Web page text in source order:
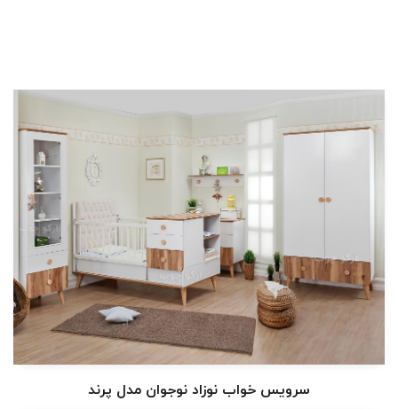
سرویس خواب نوزاد نوجوان مدل پرند